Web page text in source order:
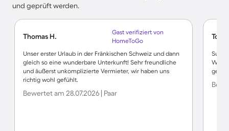
und geprüft werden.
Thomas H.
Gast verifiziert von
HomeToGo
Unser erster Urlaub in der Fränkischen Schweiz und dann
gleich so eine wunderbare Unterkunft! Sehr freundliche
und äußerst unkomplizierte Vermieter, wir haben uns
richtig wohl gefühlt.
Bewertet am 28.07.2026 | Paar